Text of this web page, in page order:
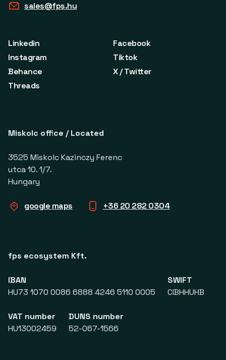
sales@fps.hu
Linkedin
Facebook
Instagram
Tiktok
Behance
X / Twitter
Threads
Miskolc office / Located
3525 Miskolc Kazinczy Ferenc
utca 10. 1/7.
Hungary
google maps +36 20 282 0304
fps ecosystem Kft.
IBAN
HU73 1070 0086 6888 4246 5110 0005
SWIFT
CIBHHUHB
VAT number
HU13002459
DUNS number
52-067-1566